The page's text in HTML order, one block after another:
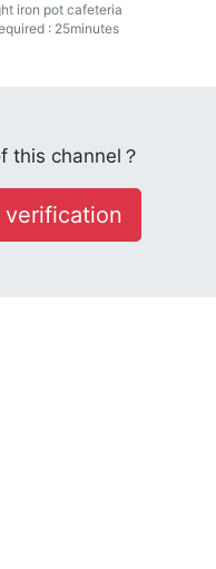
iron pot cafeteria
: 25minutes
this channel？